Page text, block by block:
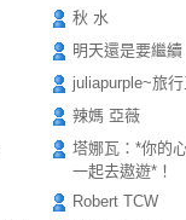
秋 水
明天還是要繼續
juliapurple~旅
辣媽 亞薇
塔娜瓦：*你的
一起去遨遊*！
Robert TCW